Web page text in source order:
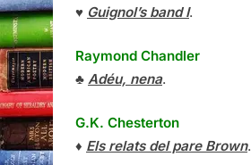
♥ Guignol’s band I.
Raymond Chandler
♣ Adéu, nena.
G.K. Chesterton
♦ Els relats del pare Brown.